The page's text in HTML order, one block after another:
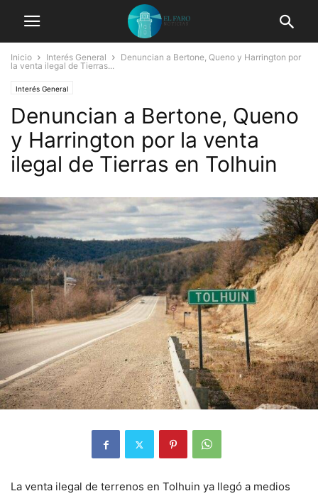
Inicio Interés General
Denuncian a Bertone, Queno y Harrington por
la venta ilegal de Tierras...
Interés General
Denuncian a Bertone, Queno
y Harrington por la venta
ilegal de Tierras en Tolhuin
La venta ilegal de terrenos en Tolhuin ya llegó a medios